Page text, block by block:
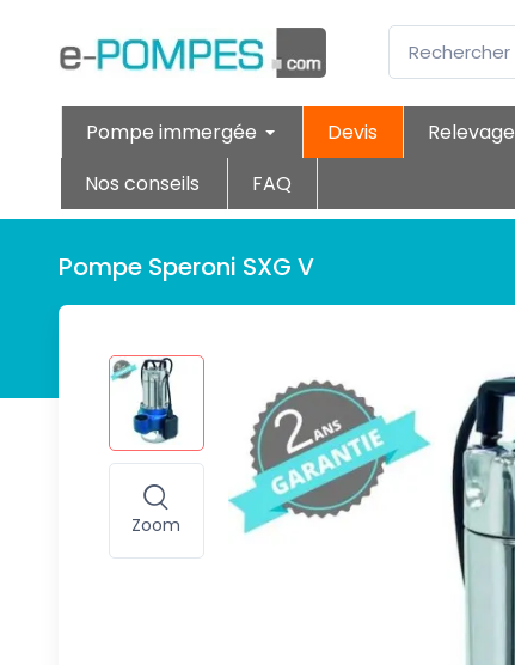
Pompe immergée Devis Relevage
Nos conseils
FAQ
Pompe Speroni SXG V
Zoom